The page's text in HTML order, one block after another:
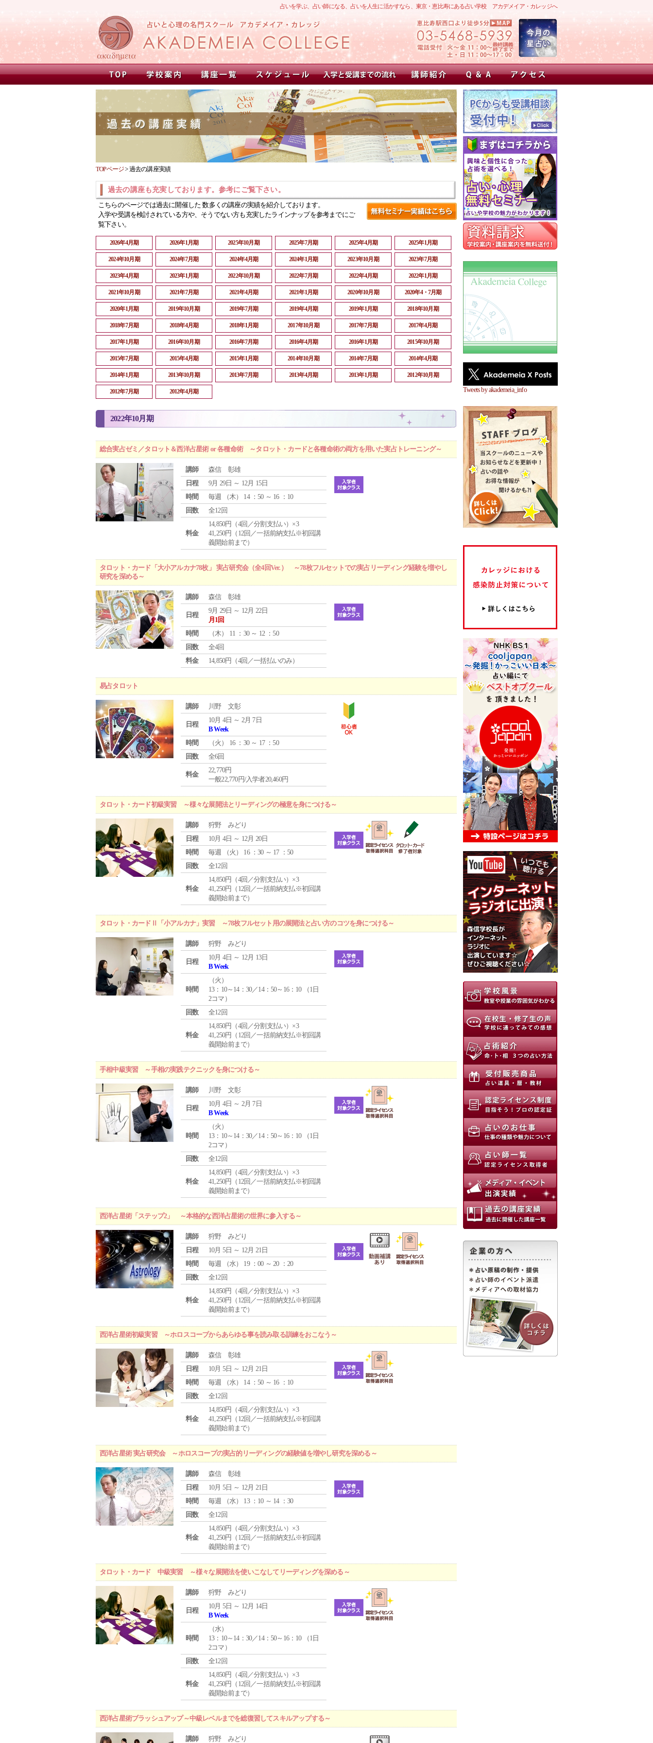
占いを学ぶ、占い師になる、占いを人生に活かすなら、東京・恵比寿にある占い学校 アカデメイア・カレッジへ
Tweets by akademeia_info
TOPページ>過去の講座実績
過去の講座も充実しております。参考にご覧下さい。
こちらのページでは過去に開催した 数多くの講座の実績を紹介しております。
入学や受講を検討されている方や、そうでない方も充実したラインナップを参考までにご
覧下さい。
2026年4月期 2026年1月期 2025年10月期 2025年7月期 2025年4月期 2025年1月期
2024年10月期 2024年7月期 2024年4月期 2024年1月期 2023年10月期 2023年7月期
2023年4月期 2023年1月期 2022年10月期 2022年7月期 2022年4月期 2022年1月期
2021年10月期 2021年7月期 2021年4月期 2021年1月期 2020年10月期 2020年4・7月期
2020年1月期 2019年10月期 2019年7月期 2019年4月期 2019年1月期 2018年10月期
2018年7月期 2018年4月期 2018年1月期 2017年10月期 2017年7月期 2017年4月期
2017年1月期 2016年10月期 2016年7月期 2016年4月期 2016年1月期 2015年10月期
2015年7月期 2015年4月期 2015年1月期 2014年10月期 2014年7月期 2014年4月期
2014年1月期 2013年10月期 2013年7月期 2013年4月期 2013年1月期 2012年10月期
2012年7月期 2012年4月期
2022年10月期
総合実占ゼミ／タロット＆西洋占星術 or 各種命術 ～タロット・カードと各種命術の両方を用いた実占トレーニング～
講師
森信 彰雄
日程
9月 29日 ～ 12月 15日
時間
毎週 （木） 14 ：50 ～ 16 ：10
回数
全12回
料金
14,850円（4回／分割支払い）×3
41,250円（12回／一括前納支払※初回講
義開始前まで）
タロット・カード「大小アルカナ78枚」 実占研究会（全4回Ver.） ～78枚フルセットでの実占リーディング経験を増やし
研究を深める～
講師 森信 彰雄
日程
9月 29日 ～ 12月 22日
月1回
時間
（木） 11 ：30 ～ 12 ：50
回数
全4回
料金
14,850円（4回／一括払いのみ）
易占タロット
講師 川野 文彰
日程
10月 4日 ～ 2月 7日
B Week
時間
（火 ） 16 ：30 ～ 17 ：50
回数
全6回
料金
22,770円
一般22,770円/入学者20,460円
タロット・カード初級実習 ～様々な展開法とリーディングの極意を身につける～
講師
狩野 みどり
日程
10月 4日 ～ 12月 20日
時間
毎週 （火 ） 16 ：30 ～ 17 ：50
回数
全12回
料金
14,850円（4回／分割支払い）×3
41,250円（12回／一括前納支払※初回講
義開始前まで）
タロット・カードⅡ「小アルカナ」実習 ～78枚フルセット用の展開法と占い方のコツを身につける～
講師 狩野 みどり
日程
10月 4日 ～ 12月 13日
B Week
時間
（火 ）
13：10～14：30／14：50～16：10 （1日
2コマ）
回数
全12回
料金
14,850円（4回／分割支払い）×3
41,250円（12回／一括前納支払※初回講
義開始前まで）
手相中級実習 ～手相の実践テクニックを身につける～
講師 川野 文彰
日程
10月 4日 ～ 2月 7日
B Week
時間
（火 ）
13：10～14：30／14：50～16：10 （1日
2コマ）
回数
全12回
料金
14,850円（4回／分割支払い）×3
41,250円（12回／一括前納支払※初回講
義開始前まで）
西洋占星術「ステップ2」 ～本格的な西洋占星術の世界に参入する～
講師
狩野 みどり
日程
10月 5日 ～ 12月 21日
時間
毎週 （水） 19 ：00 ～ 20 ：20
回数
全12回
料金
14,850円（4回／分割支払い）×3
41,250円（12回／一括前納支払※初回講
義開始前まで）
西洋占星術初級実習 ～ホロスコープからあらゆる事を読み取る訓練をおこなう～
講師
森信 彰雄
日程
10月 5日 ～ 12月 21日
時間
毎週 （水） 14 ：50 ～ 16 ：10
回数
全12回
料金
14,850円（4回／分割支払い）×3
41,250円（12回／一括前納支払※初回講
義開始前まで）
西洋占星術 実占研究会 ～ホロスコープの実占的リーディングの経験値を増やし研究を深める～
講師
森信 彰雄
日程
10月 5日 ～ 12月 21日
時間
毎週 （水） 13 ：10 ～ 14 ：30
回数
全12回
料金
14,850円（4回／分割支払い）×3
41,250円（12回／一括前納支払※初回講
義開始前まで）
タロット・カード 中級実習 ～様々な展開法を使いこなしてリーディングを深める～
講師 狩野 みどり
日程
10月 5日 ～ 12月 14日
B Week
時間
（水）
13：10～14：30／14：50～16：10 （1日
2コマ）
回数
全12回
料金
14,850円（4回／分割支払い）×3
41,250円（12回／一括前納支払※初回講
義開始前まで）
西洋占星術ブラッシュアップ～中級レベルまでを総復習してスキルアップする～
講師 狩野 みどり